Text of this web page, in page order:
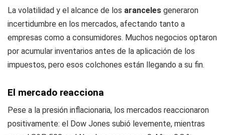
La volatilidad y el alcance de los aranceles generaron
incertidumbre en los mercados, afectando tanto a
empresas como a consumidores. Muchos negocios optaron
por acumular inventarios antes de la aplicación de los
impuestos, pero esos colchones están llegando a su fin.
El mercado reacciona
Pese a la presión inflacionaria, los mercados reaccionaron
positivamente: el Dow Jones subió levemente, mientras